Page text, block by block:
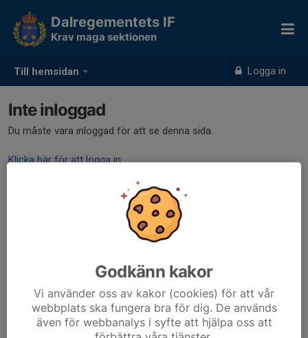
Till hemsidan Logga in
Dalregementets IF
Krav maga sektionen
Inte inloggad
Du måste vara inloggad för att se denna sida.
Klicka här för att logga in
Godkänn kakor
Vi använder oss av kakor (cookies) för att vår
webbplats ska fungera bra för dig. De används
även för webbanalys i syfte att hjälpa oss att